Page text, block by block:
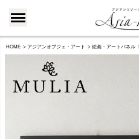
HOME アジアンオブジェ・アート 絵画・アートパネル